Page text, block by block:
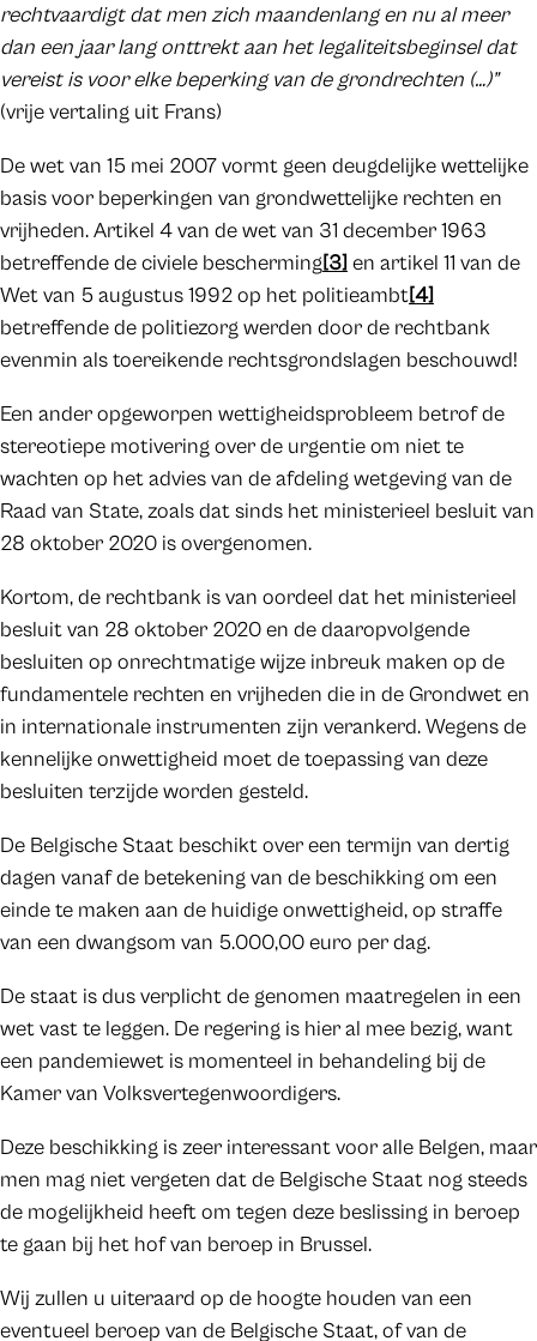
rechtvaardigt dat men zich maandenlang en nu al meer
dan een jaar lang onttrekt aan het legaliteitsbeginsel dat
vereist is voor elke beperking van de grondrechten (…)”
(vrije vertaling uit Frans)
De wet van 15 mei 2007 vormt geen deugdelijke wettelijke
basis voor beperkingen van grondwettelijke rechten en
vrijheden. Artikel 4 van de wet van 31 december 1963
betreffende de civiele bescherming[3] en artikel 11 van de
Wet van 5 augustus 1992 op het politieambt[4]
betreffende de politiezorg werden door de rechtbank
evenmin als toereikende rechtsgrondslagen beschouwd!
Een ander opgeworpen wettigheidsprobleem betrof de
stereotiepe motivering over de urgentie om niet te
wachten op het advies van de afdeling wetgeving van de
Raad van State, zoals dat sinds het ministerieel besluit van
28 oktober 2020 is overgenomen.
Kortom, de rechtbank is van oordeel dat het ministerieel
besluit van 28 oktober 2020 en de daaropvolgende
besluiten op onrechtmatige wijze inbreuk maken op de
fundamentele rechten en vrijheden die in de Grondwet en
in internationale instrumenten zijn verankerd. Wegens de
kennelijke onwettigheid moet de toepassing van deze
besluiten terzijde worden gesteld.
De Belgische Staat beschikt over een termijn van dertig
dagen vanaf de betekening van de beschikking om een
einde te maken aan de huidige onwettigheid, op straffe
van een dwangsom van 5.000,00 euro per dag.
De staat is dus verplicht de genomen maatregelen in een
wet vast te leggen. De regering is hier al mee bezig, want
een pandemiewet is momenteel in behandeling bij de
Kamer van Volksvertegenwoordigers.
Deze beschikking is zeer interessant voor alle Belgen, maar
men mag niet vergeten dat de Belgische Staat nog steeds
de mogelijkheid heeft om tegen deze beslissing in beroep
te gaan bij het hof van beroep in Brussel.
Wij zullen u uiteraard op de hoogte houden van een
eventueel beroep van de Belgische Staat, of van de